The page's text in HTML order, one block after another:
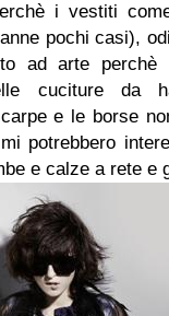
i vestiti
pochi casi),
ad arte perchè
cuciture da
e le borse
potrebbero
e calze a rete e